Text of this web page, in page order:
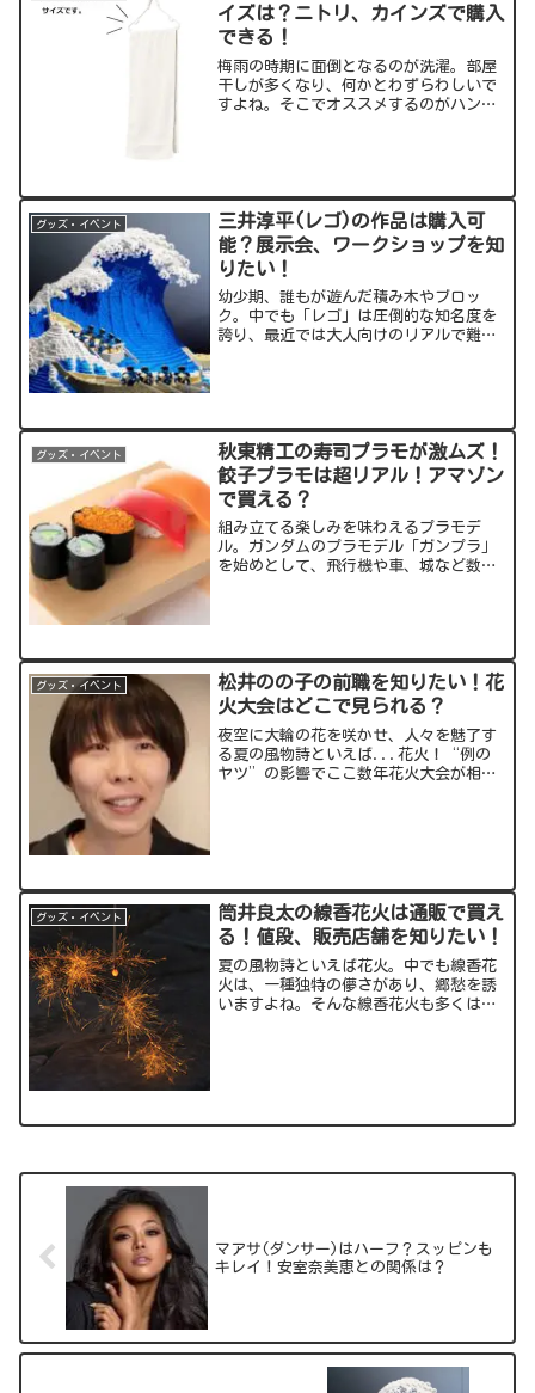
イズは？ニトリ、カインズで購入
できる！
梅雨の時期に面倒となるのが洗濯。部屋
干しが多くなり、何かとわずらわしいで
すよね。そこでオススメするのがハンガ
グッズ・イベント
三井淳平(レゴ)の作品は購入可
能？展示会、ワークショップを知
りたい！
幼少期、誰もが遊んだ積み木やブロッ
ク。中でも「レゴ」は圧倒的な知名度を
誇り、最近では大人向けのリアルで難し
グッズ・イベント
秋東精工の寿司プラモが激ムズ！
餃子プラモは超リアル！アマゾン
で買える？
組み立てる楽しみを味わえるプラモデ
ル。ガンダムのプラモデル「ガンプラ」
を始めとして、飛行機や車、城など数限
グッズ・イベント
松井のの子の前職を知りたい！花
火大会はどこで見られる？
夜空に大輪の花を咲かせ、人々を魅了す
る夏の風物詩といえば...花火！“例の
ヤツ”の影響でここ数年花火大会が相次
グッズ・イベント
筒井良太の線香花火は通販で買え
る！値段、販売店舗を知りたい！
夏の風物詩といえば花火。中でも線香花
火は、一種独特の儚さがあり、郷愁を誘
いますよね。そんな線香花火も多くは輸
マアサ(ダンサー)はハーフ？スッピンも
キレイ！安室奈美恵との関係は？